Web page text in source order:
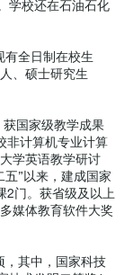
学校还在石油石化
全日制在校生
、硕士研究生
国家级教学成果
非计算机专业计算
学英语教学研讨
”以来，建成国家
2门。获省级及以上
媒体教育软件大奖
其中，国家科技